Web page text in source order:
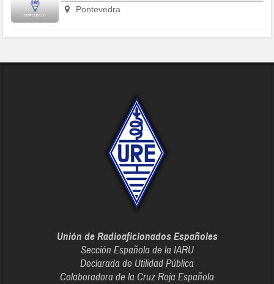
Pontevedra
Unión de Radioaficionados Españoles
Sección Española de la IARU
Declarada de Utilidad Pública
Colaboradora de la Cruz Roja Española